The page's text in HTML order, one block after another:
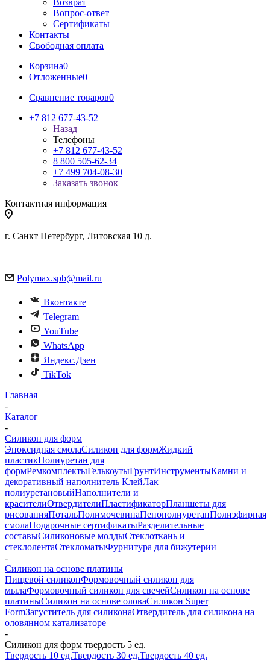
Возврат
Вопрос-ответ
Сертификаты
Контакты
Свободная оплата
Корзина0
Отложенные0
Сравнение товаров0
+7 812 677-43-52
Назад
Телефоны
+7 812 677-43-52
8 800 505-62-34
+7 499 704-08-30
Заказать звонок
Контактная информация
г. Санкт Петербург, Литовская 10 д.
Polymax.spb@mail.ru
Вконтакте
Telegram
YouTube
WhatsApp
Яндекс.Дзен
TikTok
Главная
-
Каталог
-
Силикон для форм
Эпоксидная смолаСиликон для формЖидкий
пластикПолиуретан для
формРемкомплектыГелькоутыГрунтИнструментыКамни и
декоративный наполнитель КлейЛак
полиуретановыйНаполнители и
красителиОтвердителиПластификаторПланшеты для
рисованияПотальПолимочевинаПенополиуретанПолиэфирная
смолаПодарочные сертификатыРазделительные
составыСиликоновые молдыСтеклоткань и
стеклолентаСтекломатыФурнитура для бижутерии
-
Силикон на основе платины
Пищевой силиконФормовочный силикон для
мылаФормовочный силикон для свечейСиликон на основе
платиныСиликон на основе оловаСиликон Super
FormЗагуститель для силиконаОтвердитель для силикона на
оловянном катализаторе
-
Силикон для форм твердость 5 ед.
Твердость 10 ед.Твердость 30 ед.Твердость 40 ед.